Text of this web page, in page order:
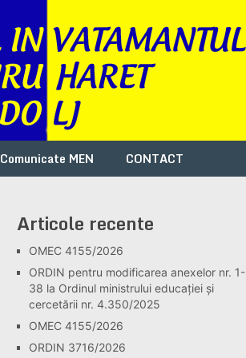
Comunicate MEN CONTACT
Articole recente
OMEC 4155/2026
ORDIN pentru modificarea anexelor nr. 1-
38 la Ordinul ministrului educației și
cercetării nr. 4.350/2025
OMEC 4155/2026
ORDIN 3716/2026